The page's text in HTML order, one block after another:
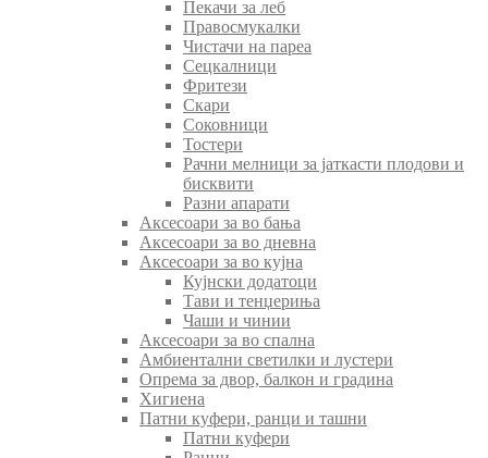
Пекачи за леб
Правосмукалки
Чистачи на пареа
Сецкалници
Фритези
Скари
Соковници
Тостери
Рачни мелници за јаткасти плодови и
бисквити
Разни апарати
Аксесоари за во бања
Аксесоари за во дневна
Аксесоари за во кујна
Кујнски додатоци
Тави и тенџериња
Чаши и чинии
Аксесоари за во спална
Амбиентални светилки и лустери
Опрема за двор, балкон и градина
Хигиена
Патни куфери, ранци и ташни
Патни куфери